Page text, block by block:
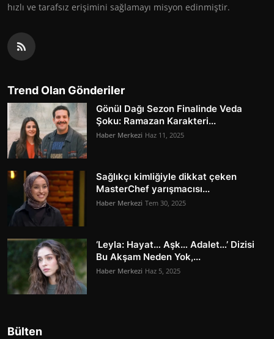
hızlı ve tarafsız erişimini sağlamayı misyon edinmiştir.
Trend Olan Gönderiler
Gönül Dağı Sezon Finalinde Veda
Şoku: Ramazan Karakteri...
Haber Merkezi Haz 11, 2025
Sağlıkçı kimliğiyle dikkat çeken
MasterChef yarışmacısı...
Haber Merkezi Tem 30, 2025
‘Leyla: Hayat… Aşk… Adalet…’ Dizisi
Bu Akşam Neden Yok,...
Haber Merkezi Haz 5, 2025
Bülten